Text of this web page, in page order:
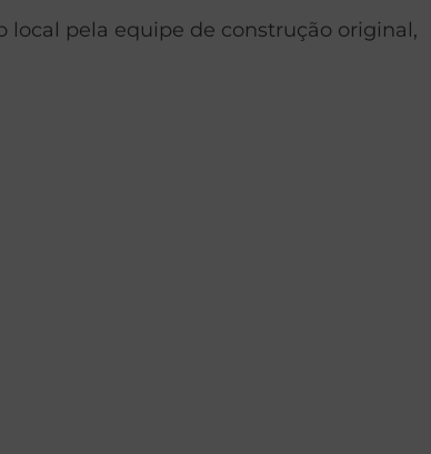
local pela equipe de construção original,